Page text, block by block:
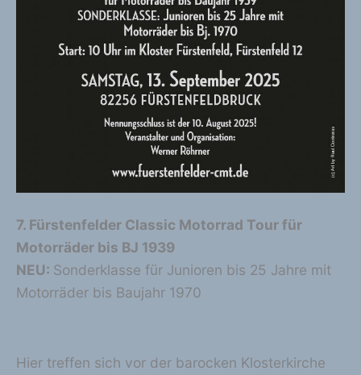
7. Fürstenfelder Classic Motorrad Tour für
Motorräder bis BJ 1939
NEU: Sonderklasse für Junioren bis 25 Jahre mit
Motorräder bis Baujahr 1970
Hier treffen sich vor der barocken Klosterkirche